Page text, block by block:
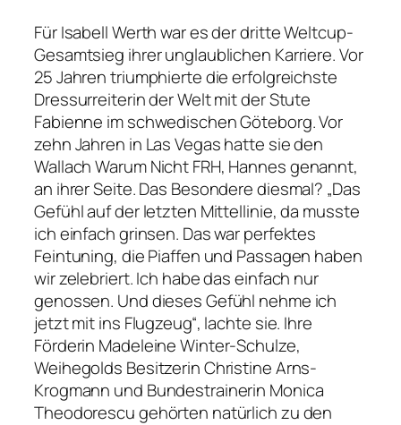
Für Isabell Werth war es der dritte Weltcup-
Gesamtsieg ihrer unglaublichen Karriere. Vor
25 Jahren triumphierte die erfolgreichste
Dressurreiterin der Welt mit der Stute
Fabienne im schwedischen Göteborg. Vor
zehn Jahren in Las Vegas hatte sie den
Wallach Warum Nicht FRH, Hannes genannt,
an ihrer Seite. Das Besondere diesmal? „Das
Gefühl auf der letzten Mittellinie, da musste
ich einfach grinsen. Das war perfektes
Feintuning, die Piaffen und Passagen haben
wir zelebriert. Ich habe das einfach nur
genossen. Und dieses Gefühl nehme ich
jetzt mit ins Flugzeug“, lachte sie. Ihre
Förderin Madeleine Winter-Schulze,
Weihegolds Besitzerin Christine Arns-
Krogmann und Bundestrainerin Monica
Theodorescu gehörten natürlich zu den